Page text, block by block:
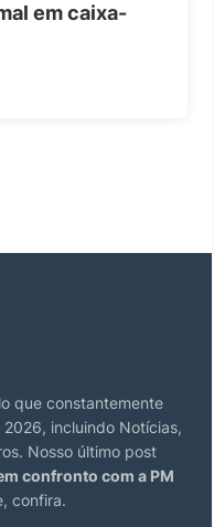
em caixa-
que constantemente
incluindo Notícias,
Nosso último post
confronto com a PM
confira.